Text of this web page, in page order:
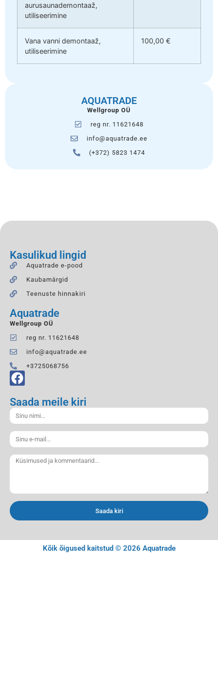
aurusaunademontaaž,
utiliseerimine
Vana vanni demontaaž,
utiliseerimine
100,00 €
AQUATRADE
Wellgroup OÜ
reg nr. 11621648
info@aquatrade.ee
(+372) 5823 1474
Kasulikud lingid
Aquatrade e-pood
Kaubamärgid
Teenuste hinnakiri
Aquatrade
Wellgroup OÜ
reg nr. 11621648
info@aquatrade.ee
+3725068756
Saada meile kiri
Saada kiri
Kõik õigused kaitstud © 2026 Aquatrade